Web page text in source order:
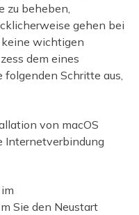
zu beheben,
gehen bei
wichtigen
dem eines
folgenden Schritte aus,
von macOS
Internetverbindung
Sie den Neustart